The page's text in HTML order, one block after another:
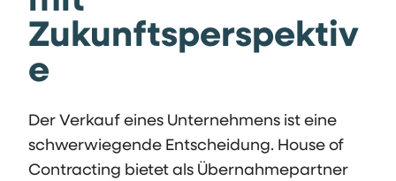
Zukunftsperspektiv
e
Der Verkauf eines Unternehmens ist eine
schwerwiegende Entscheidung. House of
Contracting bietet als Übernahmepartner